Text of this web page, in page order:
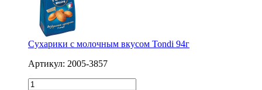
Сухарики с молочным вкусом Tondi 94г
Артикул: 2005-3857